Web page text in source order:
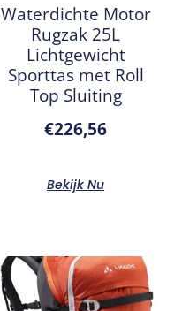
Waterdichte Motor
Rugzak 25L
Lichtgewicht
Sporttas met Roll
Top Sluiting
€226,56
Bekijk Nu